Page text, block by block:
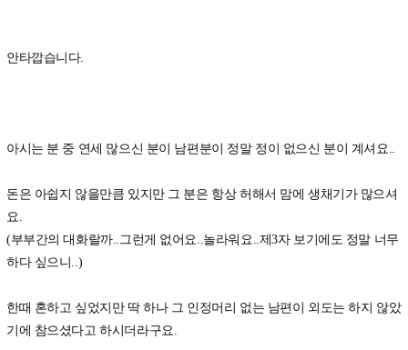
안타깝습니다.
아시는 분 중 연세 많으신 분이 남편분이 정말 정이 없으신 분이 계셔요..
돈은 아쉽지 않을만큼 있지만 그 분은 항상 허해서 맘에 생채기가 많으셔
요.
(부부간의 대화랄까..그런게 없어요..놀라워요..제3자 보기에도 정말 너무
하다 싶으니..)
한때 혼하고 싶었지만 딱 하나 그 인정머리 없는 남편이 외도는 하지 않았
기에 참으셨다고 하시더라구요.